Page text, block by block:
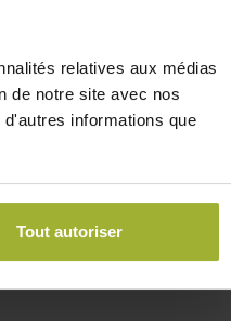
relatives aux médias
de notre site avec nos
informations que
Tout autoriser
oiseaux et autres
semer beauté et
offrir un
de box jardinage.
commande Acheter